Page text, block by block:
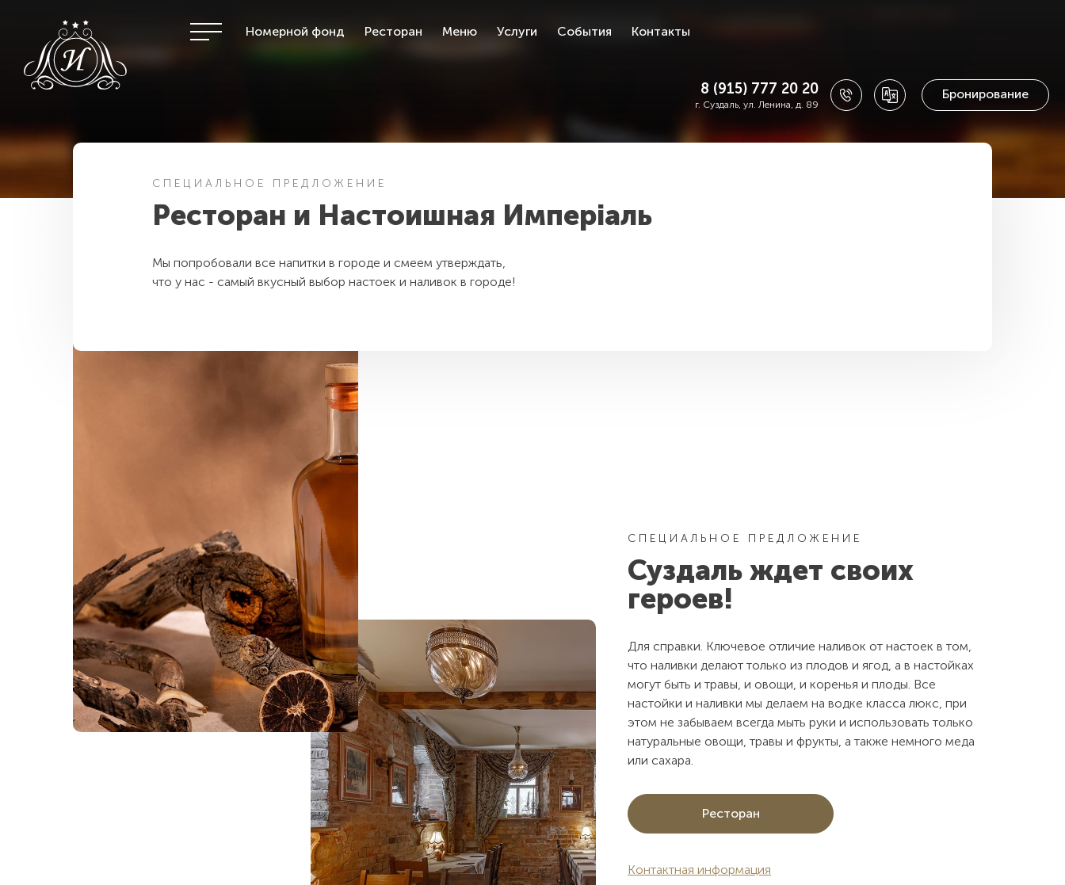
Номерной фонд Ресторан Меню Услуги События Контакты
Бронирование
8 (915) 777 20 20
г. Суздаль, ул. Ленина, д. 89
СПЕЦИАЛЬНОЕ ПРЕДЛОЖЕНИЕ
Ресторан и Настоишная Имперiаль
Мы попробовали все напитки в городе и смеем утверждать,
что у нас - cамый вкусный выбор настоек и наливок в городе!
СПЕЦИАЛЬНОЕ ПРЕДЛОЖЕНИЕ
Суздаль ждет своих
героев!
Для справки. Ключевое отличие наливок от настоек в том,
что наливки делают только из плодов и ягод, а в настойках
могут быть и травы, и овощи, и коренья и плоды. Все
настойки и наливки мы делаем на водке класса люкс, при
этом не забываем всегда мыть руки и использовать только
натуральные овощи, травы и фрукты, а также немного меда
или сахара.
Ресторан
Контактная информация